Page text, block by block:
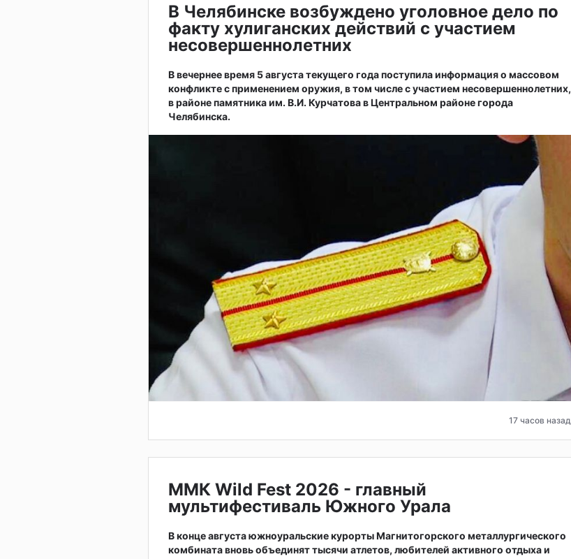
В Челябинске возбуждено уголовное дело по
факту хулиганских действий с участием
несовершеннолетних
В вечернее время 5 августа текущего года поступила информация о массовом
конфликте с применением оружия, в том числе с участием несовершеннолетних,
в районе памятника им. В.И. Курчатова в Центральном районе города
Челябинска.
17 часов назад
ММК Wild Fest 2026 - главный
мультифестиваль Южного Урала
В конце августа южноуральские курорты Магнитогорского металлургического
комбината вновь объединят тысячи атлетов, любителей активного отдыха и